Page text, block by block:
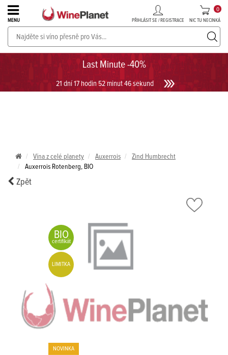
Last Minute -40%
21 dní 17 hodin 52 minut 45 sekund
MENU PŘIHLÁSIT SE / REGISTRACE NIC TU NECINKÁ
0
PROSECCO v akci až do -30%!UKÁZAT PROSECCO
Vína z celé planety Auxerrois
Zind Humbrecht
Auxerrois Rotenberg, BIO
Zpět
BIO
certifikát
LIMITKA
NOVINKA